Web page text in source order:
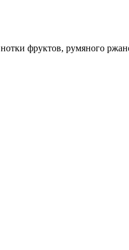
фруктов, румяного